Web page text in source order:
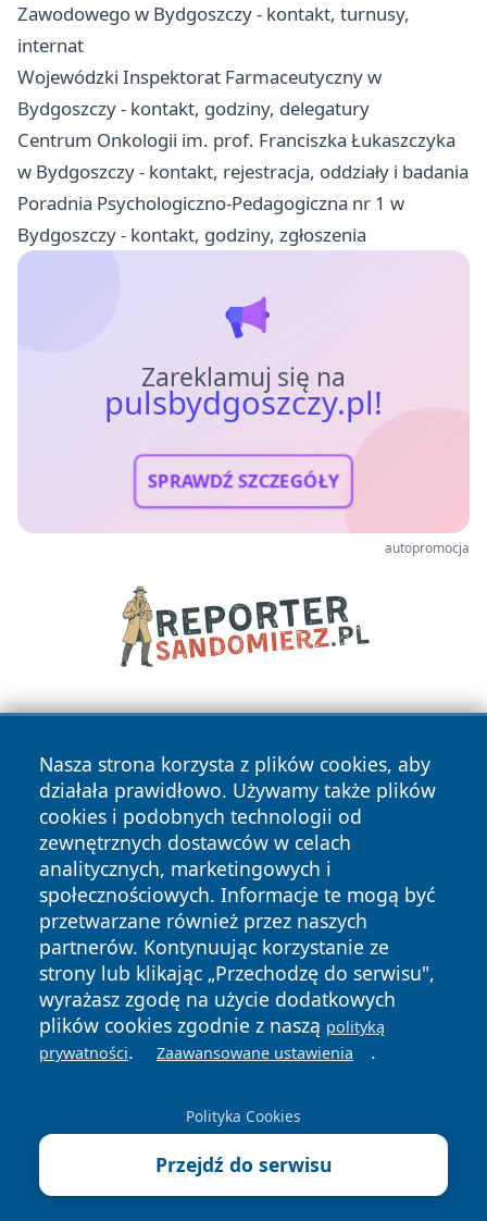
Zawodowego w Bydgoszczy - kontakt, turnusy,
internat
Wojewódzki Inspektorat Farmaceutyczny w
Bydgoszczy - kontakt, godziny, delegatury
Centrum Onkologii im. prof. Franciszka Łukaszczyka
w Bydgoszczy - kontakt, rejestracja, oddziały i badania
Poradnia Psychologiczno-Pedagogiczna nr 1 w
Bydgoszczy - kontakt, godziny, zgłoszenia
Zareklamuj się na
pulsbydgoszczy.pl!
SPRAWDŹ SZCZEGÓŁY
autopromocja
Nasza strona korzysta z plików cookies, aby
działała prawidłowo. Używamy także plików
cookies i podobnych technologii od
zewnętrznych dostawców w celach
analitycznych, marketingowych i
społecznościowych. Informacje te mogą być
przetwarzane również przez naszych
partnerów. Kontynuując korzystanie ze
strony lub klikając „Przechodzę do serwisu",
wyrażasz zgodę na użycie dodatkowych
plików cookies zgodnie z naszą polityką
prywatności. Zaawansowane ustawienia .
Polityka Cookies
Przejdź do serwisu
Copyright © 2026 pulsbydgoszczy.pl Wszystkie prawa
zastrzeżone.
News Autorzy
Polityka
Prywatności
Polityka
Cookies